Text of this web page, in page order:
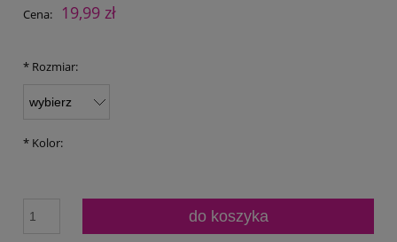
Cena: 19,99 zł
* Rozmiar:
* Kolor:
do koszyka